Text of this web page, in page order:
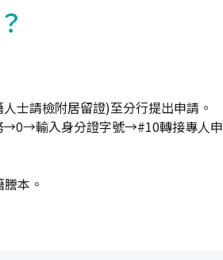
士請檢附居留證)至分行提出申請。
輸入身分證字號→#10轉接專人
本。